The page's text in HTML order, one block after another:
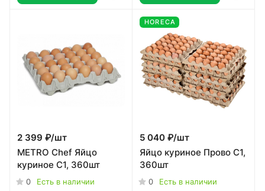
2 399 ₽/шт
METRO Chef Яйцо
куриное С1, 360шт
0 Есть в наличии
HORECA
5 040 ₽/шт
Яйцо куриное Прово С1,
360шт
0 Есть в наличии